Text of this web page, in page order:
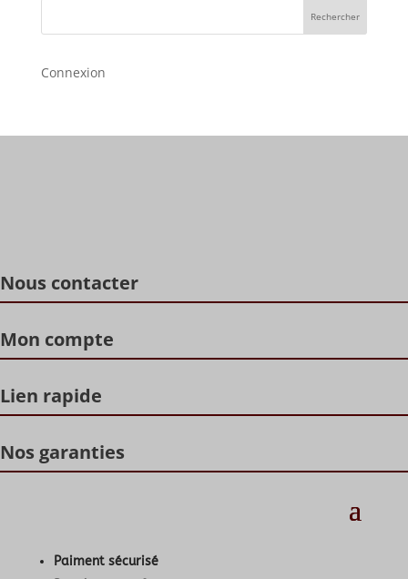
Rechercher
Connexion
Nous contacter
Mon compte
Lien rapide
Nos garanties
Paiment sécurisé